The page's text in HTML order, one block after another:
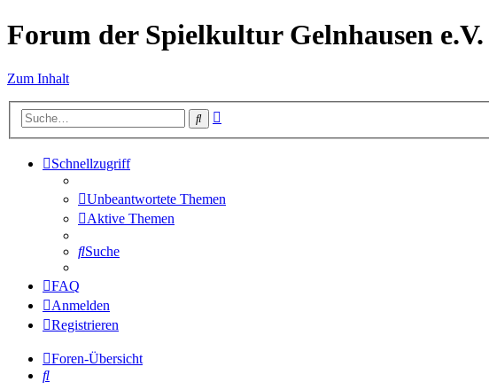
Forum der Spielkultur Gelnhausen e.V.
Zum Inhalt
Suche
Schnellzugriff
Unbeantwortete Themen
Aktive Themen
Suche
FAQ
Anmelden
Registrieren
Foren-Übersicht
Suche